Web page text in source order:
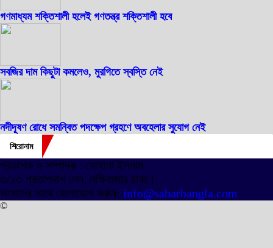
গণমাধ্যম শক্তিশালী হলেই গণতন্ত্র শক্তিশালী হবে
সবজির দাম কিছুটা কমলেও, মুরগিতে স্বস্তি নেই
নদীদূষণ রোধে সমন্বিত পদক্ষেপ গ্রহণে অবহেলার সুযোগ নেই
শিরোনাম
প্রকাশক ও সম্পাদক : সোহানা ইসলাম
৩/১৩ প্রতাপদাশ লেন, লক্ষিবাজার ঢাকা।
আমাদের সাথে যোগাযোগ করুন: info@sabarbangla.com
©